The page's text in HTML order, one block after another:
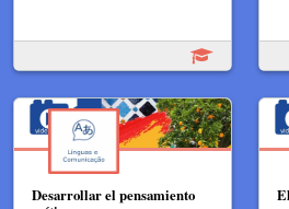
Desarrollar el pensamiento